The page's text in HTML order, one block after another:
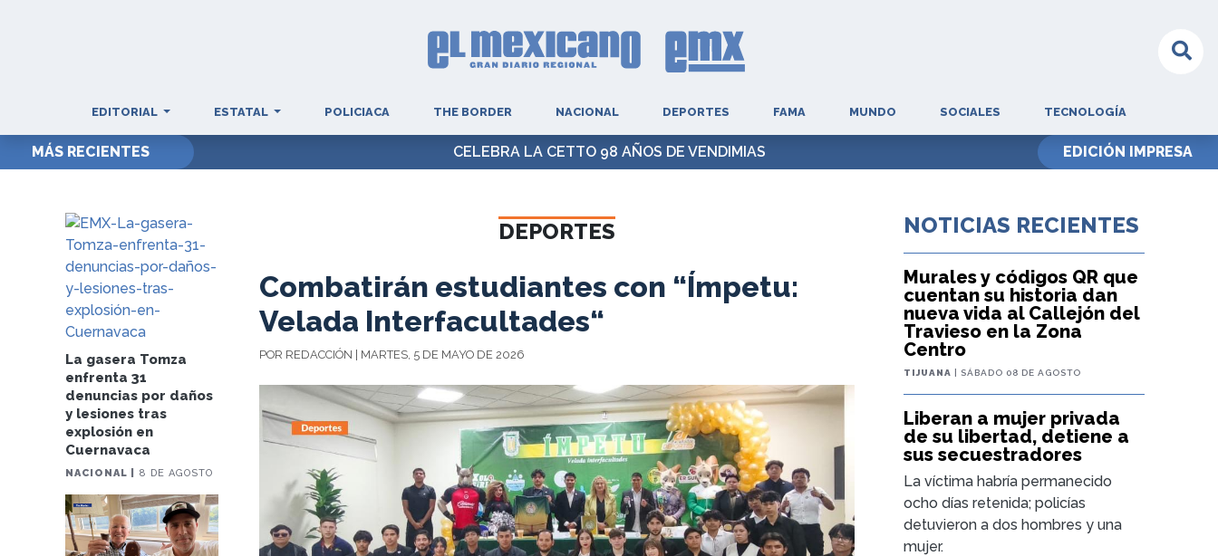
EDITORIAL ESTATAL POLICIACA THE BORDER NACIONAL DEPORTES FAMA MUNDO SOCIALES TECNOLOGÍA
MÁS RECIENTES CELEBRA LA CETTO 98 AÑOS DE VENDIMIAS EDICIÓN IMPRESA
La gasera Tomza
enfrenta 31
denuncias por daños
y lesiones tras
explosión en
Cuernavaca
NACIONAL | 8 DE AGOSTO
DEPORTES
Combatirán estudiantes con “Ímpetu:
Velada Interfacultades“
POR REDACCIÓN | MARTES, 5 DE MAYO DE 2026
NOTICIAS RECIENTES
Murales y códigos QR que
cuentan su historia dan
nueva vida al Callejón del
Travieso en la Zona
Centro
TIJUANA | SÁBADO 08 DE AGOSTO
Liberan a mujer privada
de su libertad, detiene a
sus secuestradores
La víctima habría permanecido
ocho días retenida; policías
detuvieron a dos hombres y una
mujer.